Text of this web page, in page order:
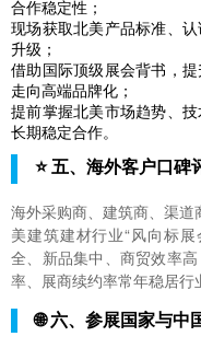
合作稳定性；
现场获取北美产品标准、
升级；
借助国际顶级展会背书，
走向高端品牌化；
提前掌握北美市场趋势、
长期稳定合作。
⭐ 五、海外客户口碑
海外采购商、建筑商、渠
美建筑建材行业“风向标
全、新品集中、商贸效率
率、展商续约率常年稳居行
🌐 六、参展国家与中